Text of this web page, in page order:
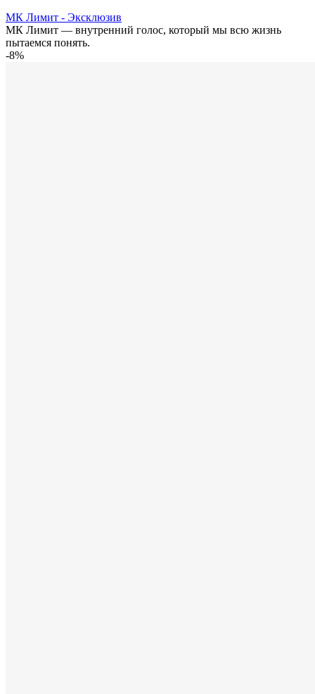
МК Лимит - Эксклюзив
МК Лимит — внутренний голос, который мы всю жизнь
пытаемся понять.
-8%